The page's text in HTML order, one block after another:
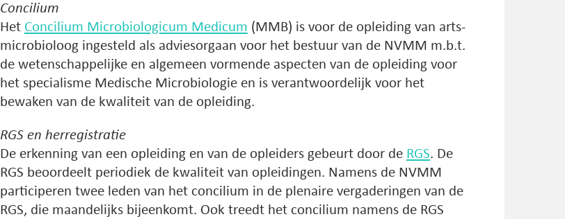
Concilium
Het Concilium Microbiologicum Medicum (MMB) is voor de opleiding van arts-
microbioloog ingesteld als adviesorgaan voor het bestuur van de NVMM m.b.t.
de wetenschappelijke en algemeen vormende aspecten van de opleiding voor
het specialisme Medische Microbiologie en is verantwoordelijk voor het
bewaken van de kwaliteit van de opleiding.
RGS en herregistratie
De erkenning van een opleiding en van de opleiders gebeurt door de RGS. De
RGS beoordeelt periodiek de kwaliteit van opleidingen. Namens de NVMM
participeren twee leden van het concilium in de plenaire vergaderingen van de
RGS, die maandelijks bijeenkomt. Ook treedt het concilium namens de RGS